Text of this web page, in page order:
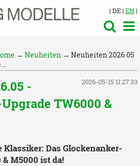
| DE | EN |
→ Neuheiten → Neuheiten 2026.05
2026-05-15 11:27:33
-
TW6000 &
Das Glockenanker-
M5000 ist da!